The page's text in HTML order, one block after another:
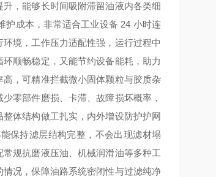
，能够长时间吸附滞留油液内各类细
护成本，非常适合工业设备 24 小时连
境，工作压力适配性强，运行过程中
顺畅稳定，又能节约设备能耗，助力
，可精准拦截微小固体颗粒与胶质杂
零部件磨损、卡滞、故障损坏概率，
体结构做工扎实，内外增设防护护网
保持滤层结构完整，不会出现滤材塌
规抗磨液压油、机械润滑油等多种工
况，保障油路系统密闭性与过滤纯净